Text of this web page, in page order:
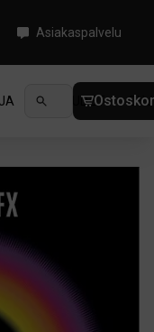
Asiakaspalvelu
UUTUUDET
Control /